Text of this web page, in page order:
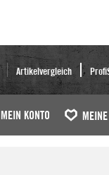
Artikelvergleich
MEIN KONTO